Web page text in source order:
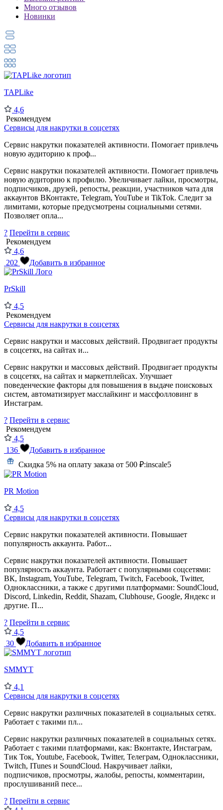
Много отзывов
Новинки
TAPLike
4,6
Рекомендуем
Сервисы для накрутки в соцсетях
Сервис накрутки показателей активности. Помогает привлечь
новую аудиторию к проф...
Сервис накрутки показателей активности. Помогает привлечь
новую аудиторию к профилю. Увеличивает лайки, просмотры,
подписчиков, друзей, репосты, реакции, участников чата для
аккаунтов ВКонтакте, Telegram, YouTube и TikTok. Следит за
лимитами, которые предусмотрены социальными сетями.
Позволяет опла...
? Перейти в сервис
Рекомендуем
4,6
202
Добавить в избранное
PrSkill
4,5
Рекомендуем
Сервисы для накрутки в соцсетях
Сервис накрутки и массовых действий. Продвигает продукты
в соцсетях, на сайтах и...
Сервис накрутки и массовых действий. Продвигает продукты
в соцсетях, на сайтах и маркетплейсах. Улучшает
поведенческие факторы для повышения в выдаче поисковых
систем, автоматизирует масслайкинг и массфолловинг в
Инстаграм.
? Перейти в сервис
Рекомендуем
4,5
136
Добавить в избранное
Скидка 5% на оплату заказа от 500 ₽:inscale5
PR Motion
4,5
Сервисы для накрутки в соцсетях
Сервис накрутки показателей активности. Повышает
популярность аккаунта. Работ...
Сервис накрутки показателей активности. Повышает
популярность аккаунта. Работает с популярными соцсетями:
ВК, Instagram, YouTube, Telegram, Twitch, Facebook, Twitter,
Одноклассники, а также с другими платформами: SoundCloud,
Discord, Linkedin, Reddit, Shazam, Clubhouse, Google, Яндекс и
другие. П...
? Перейти в сервис
4,5
30
Добавить в избранное
SMMYT
4,1
Сервисы для накрутки в соцсетях
Сервис накрутки различных показателей в социальных сетях.
Работает с такими пл...
Сервис накрутки различных показателей в социальных сетях.
Работает с такими платформами, как: Вконтакте, Инстаграм,
Тик Ток, Youtube, Facebook, Twitter, Телеграм, Одноклассники,
Twitch, ITunes и SoundCloud. Накручивает лайки,
подписчиков, просмотры, жалобы, репосты, комментарии,
прослушиваний песе...
? Перейти в сервис